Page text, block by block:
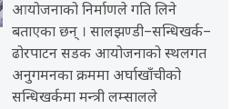
आयोजनाको निर्माणले गति लिने
बताएका छन् । सालझण्डी–सन्धिखर्क–
ढोरपाटन सडक आयोजनाको स्थलगत
अनुगमनका क्रममा अर्घाखाँचीको
सन्धिखर्कमा मन्त्री लम्सालले